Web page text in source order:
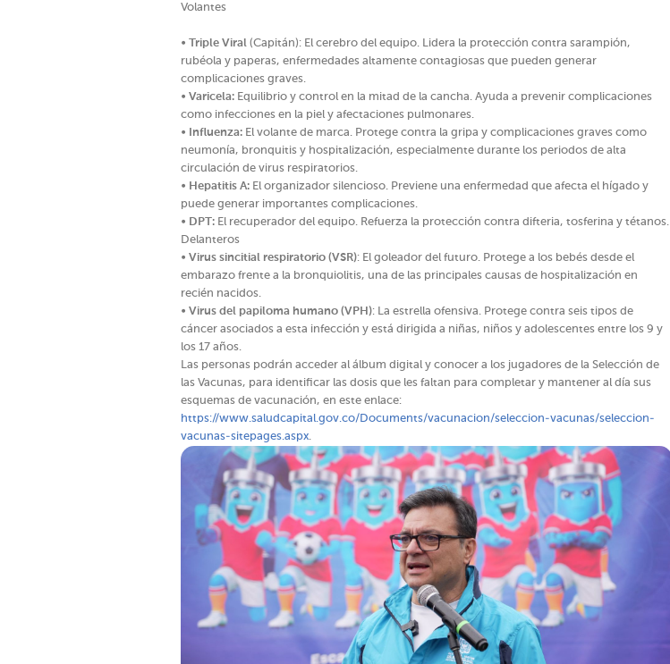
Volantes
• Triple Viral (Capitán): El cerebro del equipo. Lidera la protección contra sarampión,
rubéola y paperas, enfermedades altamente contagiosas que pueden generar
complicaciones graves.
• Varicela: Equilibrio y control en la mitad de la cancha. Ayuda a prevenir complicaciones
como infecciones en la piel y afectaciones pulmonares.
• Influenza: El volante de marca. Protege contra la gripa y complicaciones graves como
neumonía, bronquitis y hospitalización, especialmente durante los periodos de alta
circulación de virus respiratorios.
• Hepatitis A: El organizador silencioso. Previene una enfermedad que afecta el hígado y
puede generar importantes complicaciones.
• DPT: El recuperador del equipo. Refuerza la protección contra difteria, tosferina y tétanos.
Delanteros
• Virus sincitial respiratorio (VSR): El goleador del futuro. Protege a los bebés desde el
embarazo frente a la bronquiolitis, una de las principales causas de hospitalización en
recién nacidos.
• Virus del papiloma humano (VPH): La estrella ofensiva. Protege contra seis tipos de
cáncer asociados a esta infección y está dirigida a niñas, niños y adolescentes entre los 9 y
los 17 años.
Las personas podrán acceder al álbum digital y conocer a los jugadores de la Selección de
las Vacunas, para identificar las dosis que les faltan para completar y mantener al día sus
esquemas de vacunación, en este enlace:
https://www.saludcapital.gov.co/Documents/vacunacion/seleccion-vacunas/seleccion-
vacunas-sitepages.aspx.